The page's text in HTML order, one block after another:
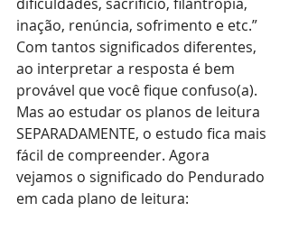
inação, renúncia, sofrimento e etc.”
Com tantos significados diferentes,
ao interpretar a resposta é bem
provável que você fique confuso(a).
Mas ao estudar os planos de leitura
SEPARADAMENTE, o estudo fica mais
fácil de compreender. Agora
vejamos o significado do Pendurado
em cada plano de leitura: